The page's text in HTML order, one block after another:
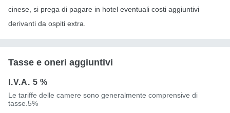
cinese, si prega di pagare in hotel eventuali costi aggiuntivi
derivanti da ospiti extra.
Tasse e oneri aggiuntivi
I.V.A. 5 %
Le tariffe delle camere sono generalmente comprensive di
tasse.5%